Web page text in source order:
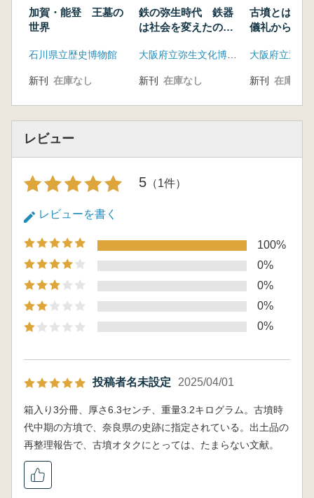
飾 小札甲と帯金具の関係性に着目して 初
村 武寛
本 崇
7.五條猫塚古墳出土鉄鏃の製作系譜と編年的位
置づけ 川畑 純
8.五條猫塚古墳に副葬された鉄製農工具の構成
と要素 魚津 知克
9.いわゆる古墳出土「鍛冶具」と五條猫塚古墳
にみる副葬工具組成の特質 岩本 崇
10.五條猫塚古墳出土砥石の副葬背景 細川
晋太郎
11.五條猫塚古墳出土埴輪の位置づけとその意
義 加藤 一郎
12.五條猫塚古墳出土埴輪の砂礫と砥石の石
種 奥田 尚
1.五條猫塚古墳の研究史と出土遺物再整理の成
果 五條猫塚古墳研究会
2.解題 五條猫塚古墳 川畑 純
加賀・能登 王墓の
世界
石川県立歴史博物館
新刊 在庫なし
鉄の弥生時代 鉄器
は社会を変えたの
大阪府立弥生文化博物館
新刊 在庫なし
古墳とは何
儀礼からみ
新刊 在庫なし
レビュー
5 （1件）
レビューを書く
100%
0%
0%
0%
0%
投稿者名未設定 2025/04/01
箱入り3分冊、厚さ6.3センチ、重量3.2キログラム。古墳時
代中期の方墳で、奈良県の史跡に指定されている。出土品の
再整理報告で、古墳オタクにとっては、たまらない文献。